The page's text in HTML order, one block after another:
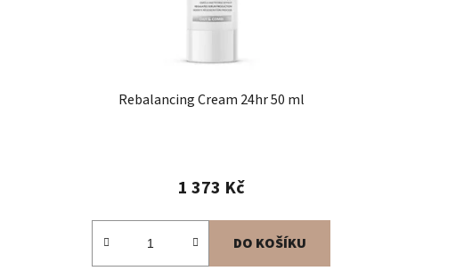
Rebalancing Cream 24hr 50 ml
hodnocení
je
1 373 Kč
DO KOŠÍKU